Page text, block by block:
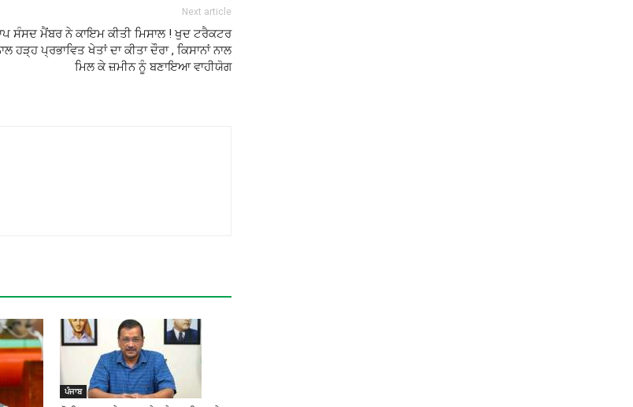
Next article
ਸੰਸਦ ਮੈਂਬਰ ਨੇ ਕਾਇਮ ਕੀਤੀ ਮਿਸਾਲ ! ਖੁਦ ਟਰੈਕਟਰ
ਹੜ੍ਹ ਪ੍ਰਭਾਵਿਤ ਖੇਤਾਂ ਦਾ ਕੀਤਾ ਦੌਰਾ , ਕਿਸਾਨਾਂ ਨਾਲ
ਮਿਲ ਕੇ ਜ਼ਮੀਨ ਨੂੰ ਬਣਾਇਆ ਵਾਹੀਯੋਗ
ਪੰਜਾਬ